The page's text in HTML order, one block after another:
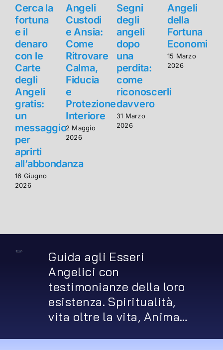
Cerca la
fortuna
e il
denaro
con le
Carte
degli
Angeli
gratis:
un
messaggio
per
aprirti
all’abbondanza
16 Giugno
2026
Angeli
Custodi
e Ansia:
Come
Ritrovare
Calma,
Fiducia
e
Protezione
Interiore
2 Maggio
2026
Segni
degli
angeli
dopo
una
perdita:
come
riconoscerli
davvero
31 Marzo
2026
Angeli
della
Fortuna
Economica
15 Marzo
2026
Guida agli Esseri
Angelici con
testimonianze della loro
esistenza. Spiritualità,
vita oltre la vita, Anima…